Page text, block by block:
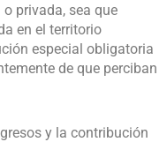
privada, sea que
en el territorio
especial obligatoria
de que perciban
y la contribución